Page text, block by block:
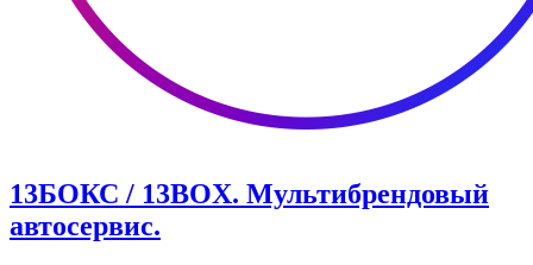
13БОКС / 13BOX. ​Мультибрендовый
автосервис.